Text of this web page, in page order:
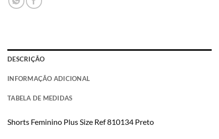
DESCRIÇÃO
INFORMAÇÃO ADICIONAL
TABELA DE MEDIDAS
Shorts Feminino Plus Size Ref 810134 Preto